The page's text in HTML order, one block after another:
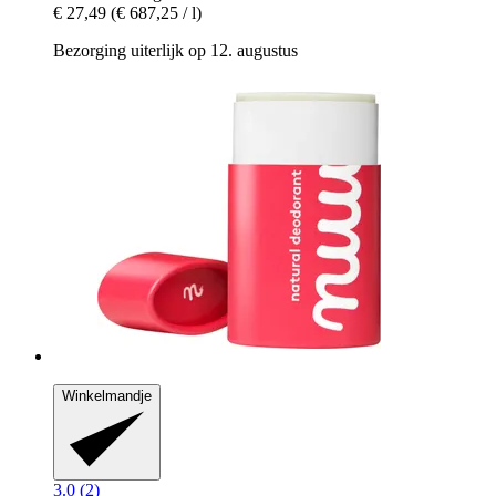
€ 27,49 (€ 687,25 / l)
Bezorging uiterlijk op 12. augustus
Winkelmandje
3.0 (2)